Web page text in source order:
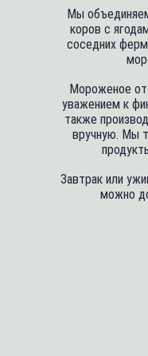
Мы
коров с
соседних
Мороженое от
уважением к
также
вручную. Мы
Завтрак или
можно